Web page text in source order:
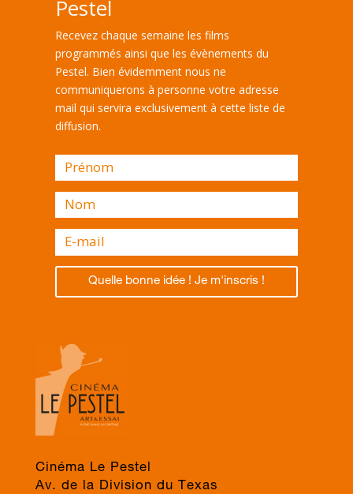
Pestel
Recevez chaque semaine les films
programmés ainsi que les évènements du
Pestel. Bien évidemment nous ne
communiquerons à personne votre adresse
mail qui servira exclusivement à cette liste de
diffusion.
Quelle bonne idée ! Je m'inscris !
Cinéma Le Pestel
Av. de la Division du Texas